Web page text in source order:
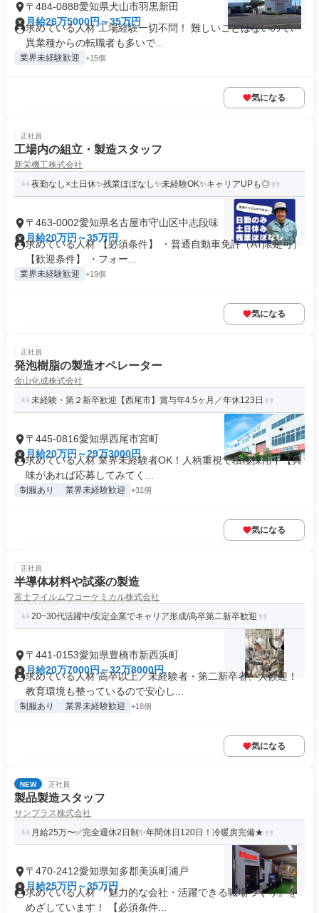
〒484-0888愛知県犬山市羽黒新田
月給26万5000円～35万円
求めている人材 工場経験一切不問！ 難しいことはないので､
異業種からの転職者も多いで...
業界未経験歓迎 +15個
気になる
正社員
工場内の組立・製造スタッフ
新栄機工株式会社
夜勤なし×土日休✨残業ほぼなし✨未経験OK✨キャリアUPも◎
〒463-0002愛知県名古屋市守山区中志段味
月給20万円～35万円
求めている人材 【必須条件】 ・普通自動車免許（AT限定可）
【歓迎条件】 ・フォー...
業界未経験歓迎 +19個
気になる
正社員
発泡樹脂の製造オペレーター
金山化成株式会社
未経験・第２新卒歓迎【西尾市】賞与年4.5ヶ月／年休123日
〒445-0816愛知県西尾市宮町
月給20万円～29万3000円
求めている人材 業界未経験者OK！人柄重視で積極採用中【興
味があれば応募してみてく...
制服あり 業界未経験歓迎 +31個
気になる
正社員
半導体材料や試薬の製造
富士フイルムワコーケミカル株式会社
20~30代活躍中/安定企業でキャリア形成/高卒第二新卒歓迎
〒441-0153愛知県豊橋市新西浜町
月給20万7000円～32万8000円
求めている人材 高卒以上／未経験者・第二新卒者、大歓迎！
教育環境も整っているので安心し...
制服あり 業界未経験歓迎 +18個
気になる
NEW 正社員
製品製造スタッフ
サンプラス株式会社
月給25万〜✅完全週休2日制✨年間休日120日！冷暖房完備★
〒470-2412愛知県知多郡美浜町浦戸
月給25万円～35万円
求めている人材 『魅力的な会社・活躍できる職場づくり』を
めざしています！ 【必須条件...